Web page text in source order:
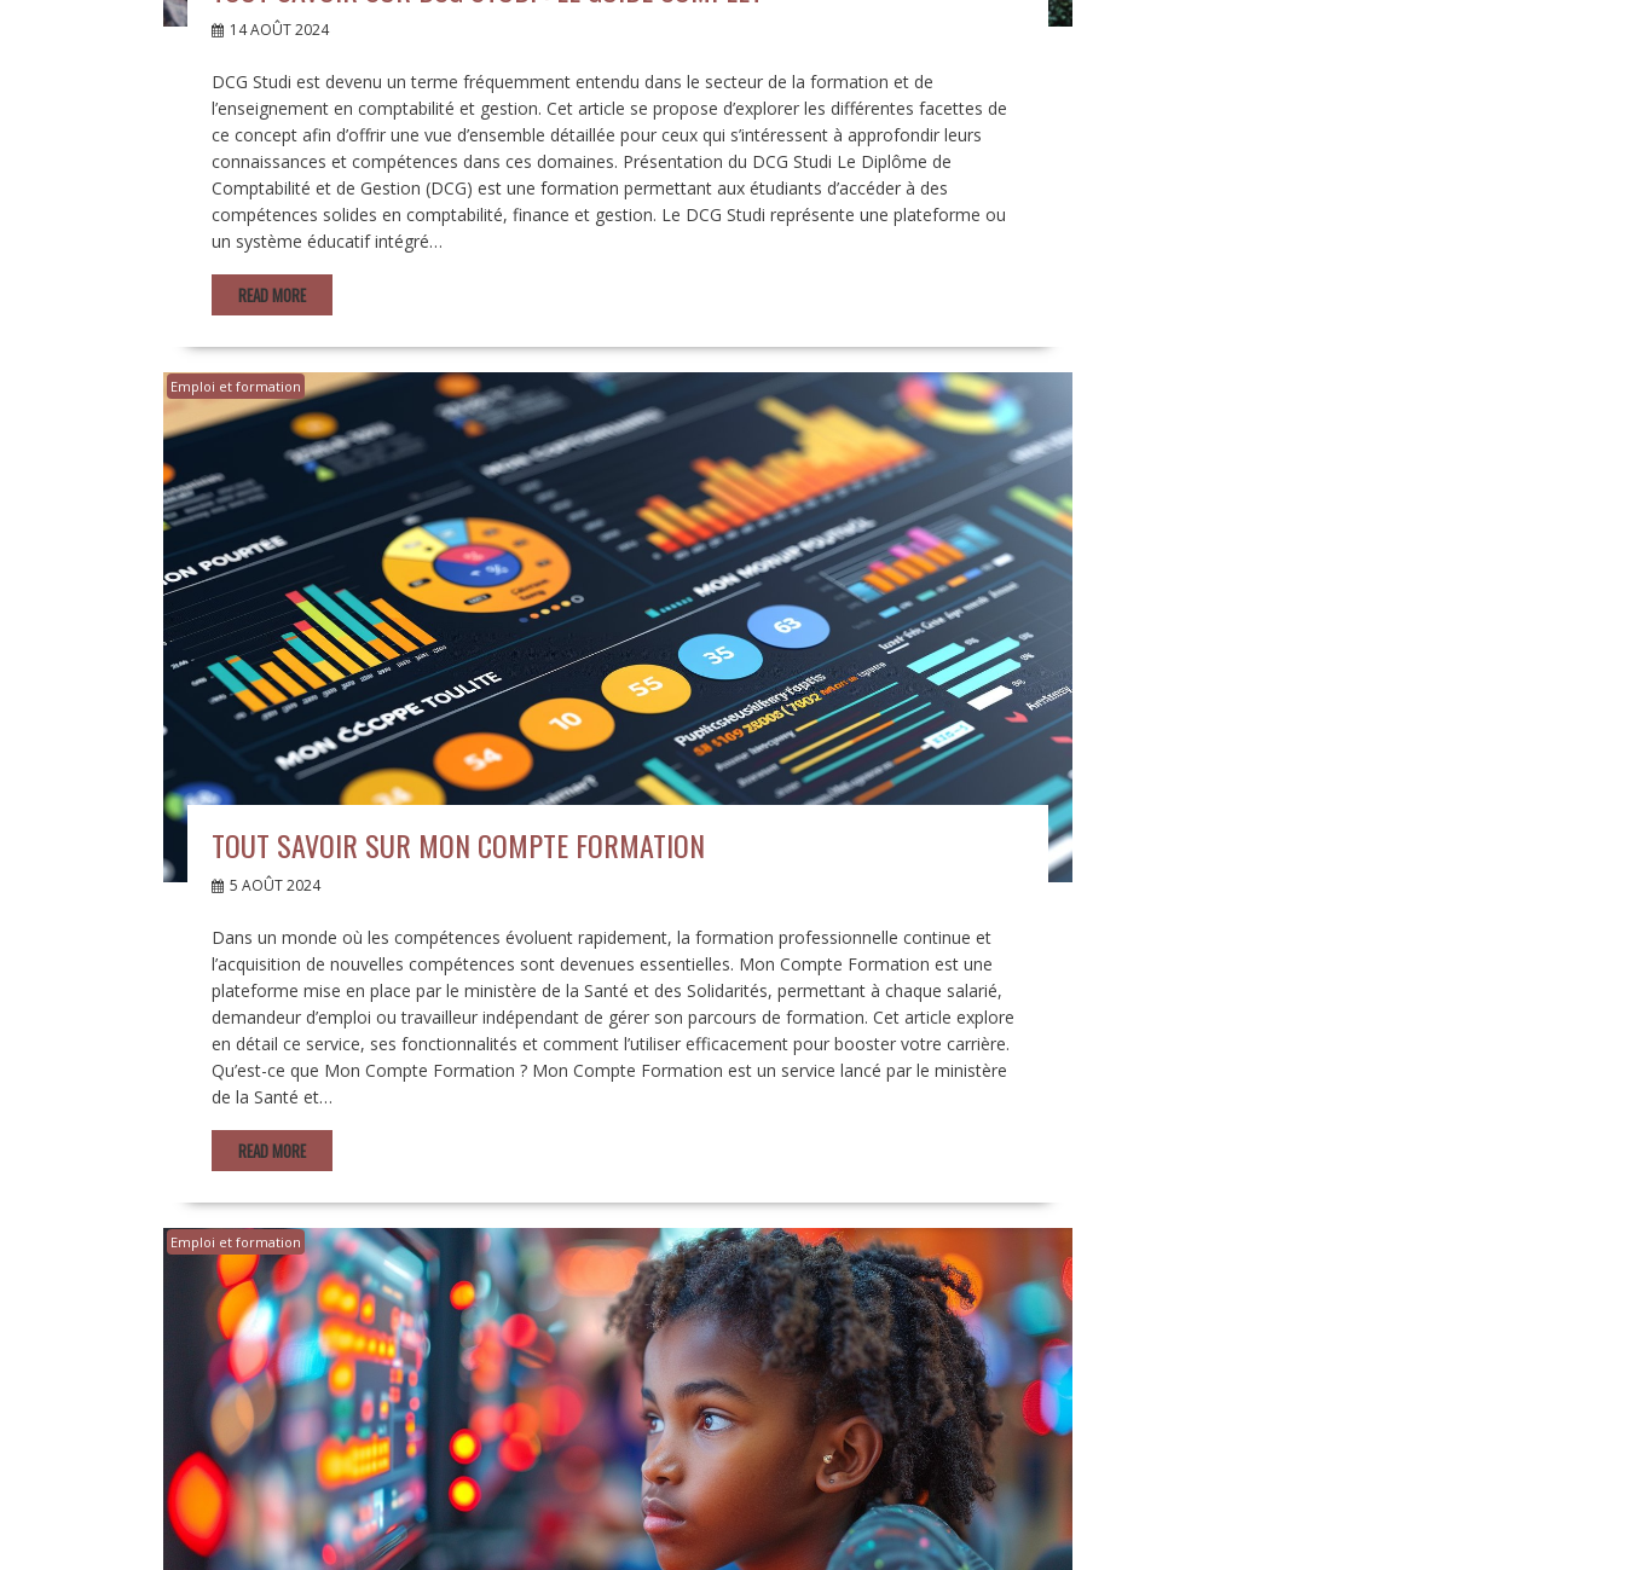
14 AOÛT 2024
DCG Studi est devenu un terme fréquemment entendu dans le secteur de la formation et de
l’enseignement en comptabilité et gestion. Cet article se propose d’explorer les différentes facettes de
ce concept afin d’offrir une vue d’ensemble détaillée pour ceux qui s’intéressent à approfondir leurs
connaissances et compétences dans ces domaines. Présentation du DCG Studi Le Diplôme de
Comptabilité et de Gestion (DCG) est une formation permettant aux étudiants d’accéder à des
compétences solides en comptabilité, finance et gestion. Le DCG Studi représente une plateforme ou
un système éducatif intégré…
READ MORE
Emploi et formation
TOUT SAVOIR SUR MON COMPTE FORMATION
5 AOÛT 2024
Dans un monde où les compétences évoluent rapidement, la formation professionnelle continue et
l’acquisition de nouvelles compétences sont devenues essentielles. Mon Compte Formation est une
plateforme mise en place par le ministère de la Santé et des Solidarités, permettant à chaque salarié,
demandeur d’emploi ou travailleur indépendant de gérer son parcours de formation. Cet article explore
en détail ce service, ses fonctionnalités et comment l’utiliser efficacement pour booster votre carrière.
Qu’est-ce que Mon Compte Formation ? Mon Compte Formation est un service lancé par le ministère
de la Santé et…
READ MORE
Emploi et formation